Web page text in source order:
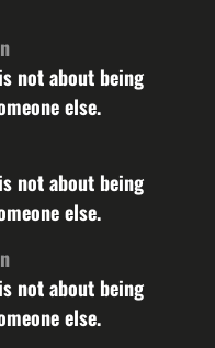
not about being
else.
not about being
else.
not about being
else.